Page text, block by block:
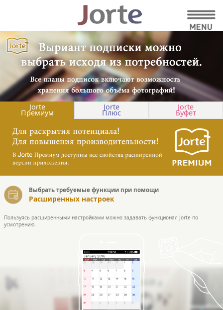
Jorte
Премиум
Jorte
Плюс
Jorte
Буфет
Выбрать требуемые функции при помощи
Расширенных настроек
Пользуясь расширенными настройками можно задавать функционал Jorte по
усмотрению.